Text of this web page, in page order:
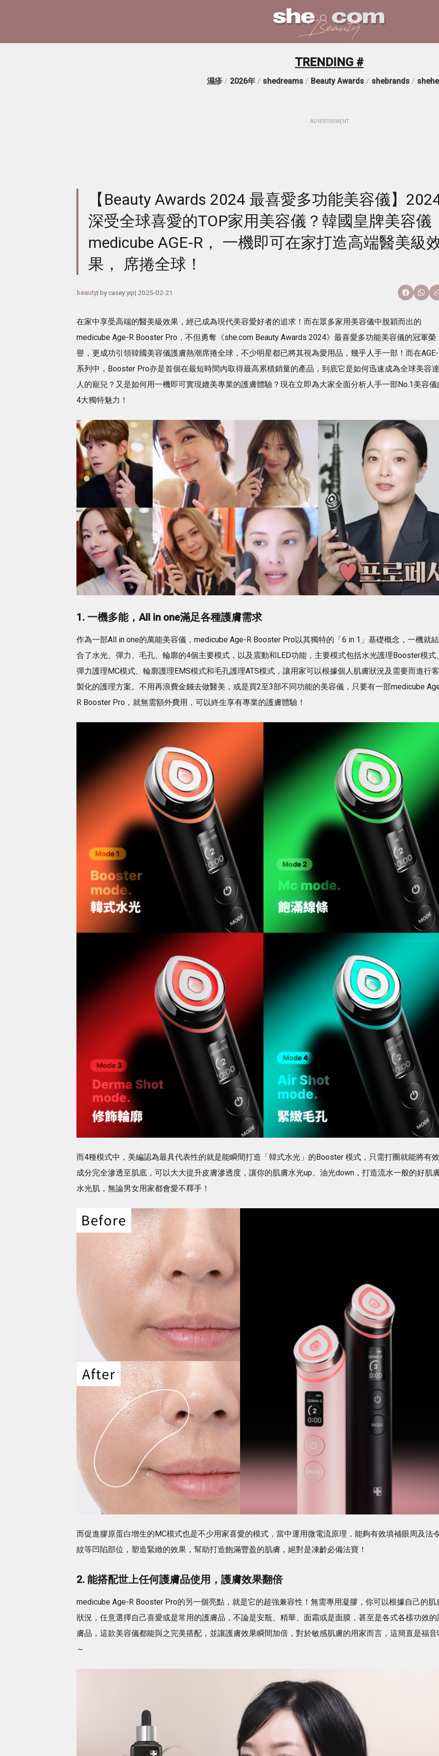
TRENDING #
濕疹/ 2026年/ shedreams/ Beauty Awards/ shebrands/
ADVERTISEMENT
【Beauty Awards 2024 最喜愛多功能美容儀】
深受全球喜愛的TOP家用美容儀？韓國皇牌美容儀
medicube AGE-R， 一機即可在家打造高端醫美級
果， 席捲全球！
beauty| bycasey yip| 2025-02-21
在家中享受高端的醫美級效果，經已成為現代美容愛好者的追求！而在眾多家用美容儀中脫穎而出的
medicube Age-R Booster Pro，不但勇奪《she.com Beauty Awards 2024》最喜愛多功能美容儀的冠軍榮
譽，更成功引領韓國美容儀護膚熱潮席捲全球，不少明星都已將其視為愛用品，幾乎人手一部！而在
系列中，Booster Pro亦是首個在最短時間內取得最高累積銷量的產品，到底它是如何迅速成為全球美容達
人的寵兒？又是如何用一機即可實現媲美專業的護膚體驗？現在立即為大家全面分析人手一部No.1美容儀
4大獨特魅力！
1. 一機多能，All in one滿足各種護膚需求
作為一部All in one的萬能美容儀，medicube Age-R Booster Pro以其獨特的「6 in 1」基礎概念，一機就結
合了水光、彈力、毛孔、輪廓的4個主要模式，以及震動和LED功能，主要模式包括水光護理Booster模式
彈力護理MC模式、輪廓護理EMS模式和毛孔護理ATS模式，讓用家可以根據個人肌膚狀況及需要而進行客
製化的護理方案。不用再浪費金錢去做醫美，或是買2至3部不同功能的美容儀，只要有一部medicube
R Booster Pro，就無需額外費用，可以終生享有專業的護膚體驗！
而4種模式中，美編認為最具代表性的就是能瞬間打造「韓式水光」的Booster 模式，只需打圈就能將有效
成分完全滲透至肌底，可以大大提升皮膚滲透度，讓你的肌膚水光up、油光down，打造流水一般的好肌
水光肌，無論男女用家都會愛不釋手！
而促進膠原蛋白增生的MC模式也是不少用家喜愛的模式，當中運用微電流原理，能夠有效填補眼周及法
紋等凹陷部位，塑造緊緻的效果，幫助打造飽滿豐盈的肌膚，絕對是凍齡必備法寶！
2. 能搭配世上任何護膚品使用，護膚效果翻倍
medicube Age-R Booster Pro的另一個亮點，就是它的超強兼容性！無需專用凝膠，你可以根據自己的肌
狀況，任意選擇自己喜愛或是常用的護膚品，不論是安瓶、精華、面霜或是面膜，甚至是各式各樣功效的
膚品，這款美容儀都能與之完美搭配，並讓護膚效果瞬間加倍，對於敏感肌膚的用家而言，這簡直是福音
～